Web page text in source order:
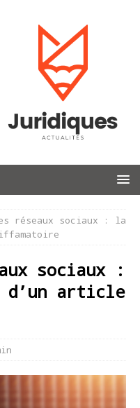
réseaux sociaux : la
sociaux :
article